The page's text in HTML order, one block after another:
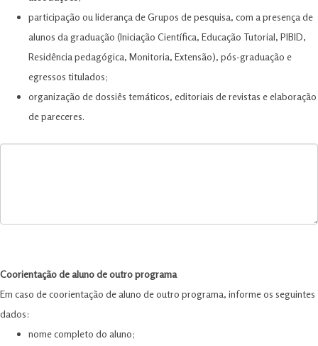
participação ou liderança de Grupos de pesquisa, com a presença de
alunos da graduação (Iniciação Científica, Educação Tutorial, PIBID,
Residência pedagógica, Monitoria, Extensão), pós-graduação e
egressos titulados;
organização de dossiês temáticos, editoriais de revistas e elaboração
de pareceres.
Coorientação de aluno de outro programa
Em caso de coorientação de aluno de outro programa, informe os seguintes
dados:
nome completo do aluno;